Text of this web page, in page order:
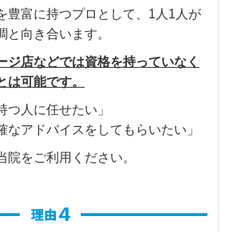
豊富に持つプロとして、1人1人が
と向き合います。
ジ店などでは資格を持っていなく
は可能です。
つ人に任せたい」
なアドバイスをしてもらいたい」
院をご利用ください。